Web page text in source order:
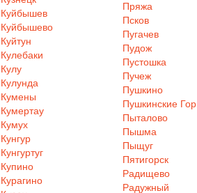
Куйбышев
Куйбышево
Куйтун
Кулебаки
Кулу
Кулунда
Кумены
Кумертау
Кумух
Кунгур
Кунгуртуг
Купино
Курагино
Пряжа
Псков
Пугачев
Пудож
Пустошка
Пучеж
Пушкино
Пушкинские
Пыталово
Пышма
Пыщуг
Пятигорск
Радищево
Радужный